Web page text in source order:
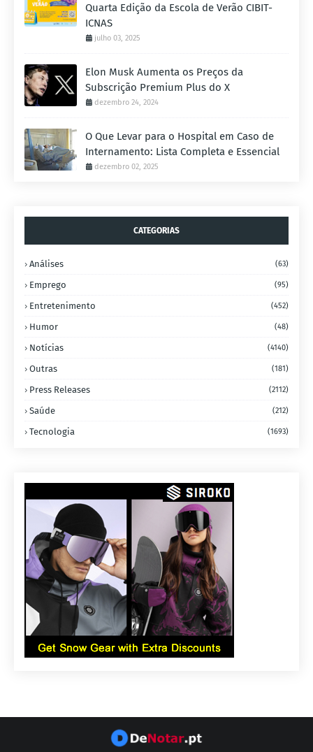
Quarta Edição da Escola de Verão CIBIT-
ICNAS
julho 03, 2025
Elon Musk Aumenta os Preços da
Subscrição Premium Plus do X
dezembro 24, 2024
O Que Levar para o Hospital em Caso de
Internamento: Lista Completa e Essencial
dezembro 02, 2025
CATEGORIAS
Análises (63)
Emprego (95)
Entretenimento (452)
Humor (48)
Notícias (4140)
Outras (181)
Press Releases (2112)
Saúde (212)
Tecnologia (1693)